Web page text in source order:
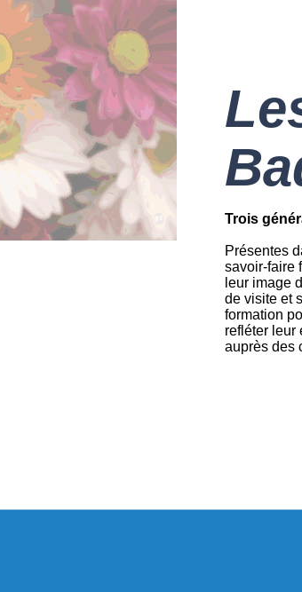
Trois
Présentes
savoir-faire
leur image
de visite et
formation
refléter leur
auprès des